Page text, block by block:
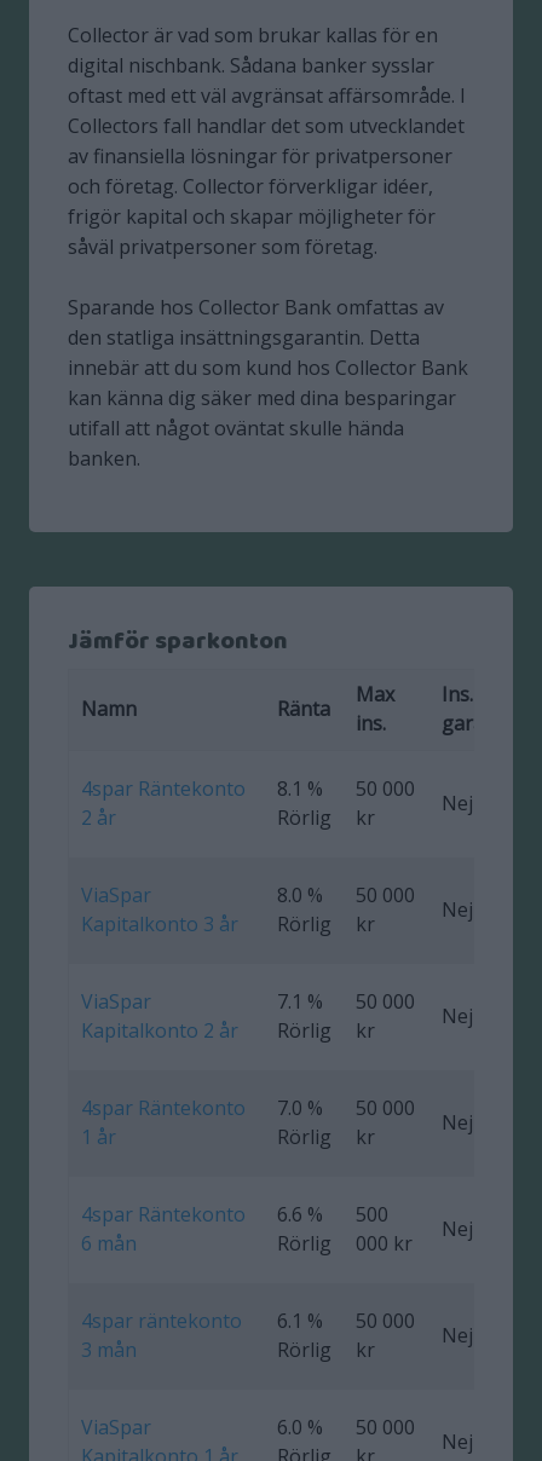
Collector är vad som brukar kallas för en
digital nischbank. Sådana banker sysslar
oftast med ett väl avgränsat affärsområde. I
Collectors fall handlar det som utvecklandet
av finansiella lösningar för privatpersoner
och företag. Collector förverkligar idéer,
frigör kapital och skapar möjligheter för
såväl privatpersoner som företag.
Sparande hos Collector Bank omfattas av
den statliga insättningsgarantin. Detta
innebär att du som kund hos Collector Bank
kan känna dig säker med dina besparingar
utifall att något oväntat skulle hända
banken.
Jämför sparkonton
Namn Ränta
Max
ins.
Ins.
garanti
4spar Räntekonto
2 år
8.1 %
Rörlig
50 000
kr
Nej
ViaSpar
Kapitalkonto 3 år
8.0 %
Rörlig
50 000
kr
Nej
ViaSpar
Kapitalkonto 2 år
7.1 %
Rörlig
50 000
kr
Nej
4spar Räntekonto
1 år
7.0 %
Rörlig
50 000
kr
Nej
4spar Räntekonto
6 mån
6.6 %
Rörlig
500
000 kr
Nej
4spar räntekonto
3 mån
6.1 %
Rörlig
50 000
kr
Nej
ViaSpar
6.0 %
50 000
Nej